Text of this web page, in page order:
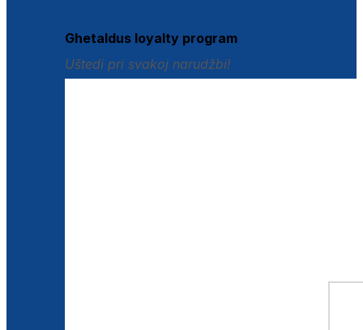
Ghetaldus loyalty program
Uštedi pri svakoj narudžbi!